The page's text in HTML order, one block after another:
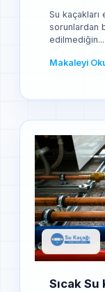
Su kaçakları
sorunlardan
edilmediğin...
Makaleyi
Sıcak Su